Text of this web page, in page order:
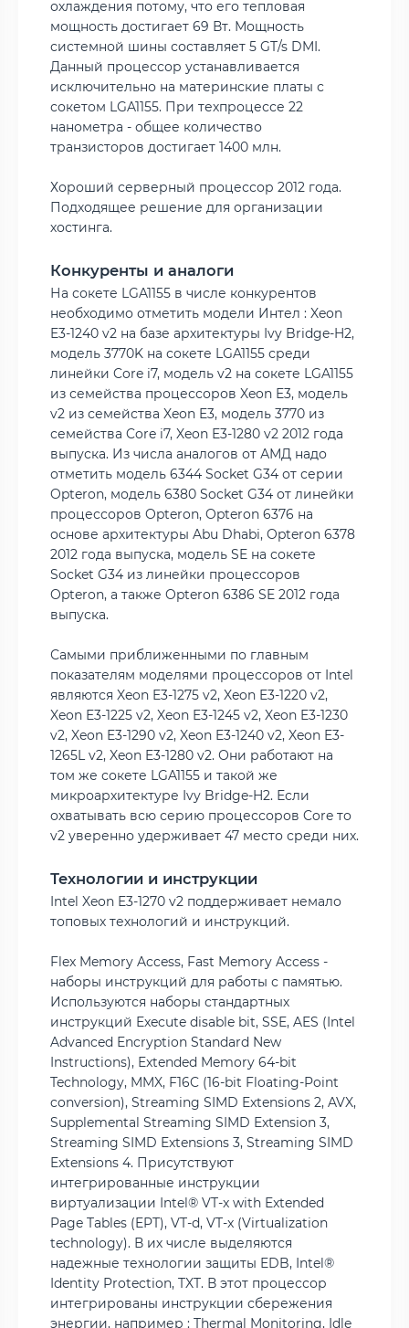
охлаждения потому, что его тепловая
мощность достигает 69 Вт. Мощность
системной шины составляет 5 GT/s DMI.
Данный процессор устанавливается
исключительно на материнские платы с
сокетом LGA1155. При техпроцессе 22
нанометра - общее количество
транзисторов достигает 1400 млн.
Хороший серверный процессор 2012 года.
Подходящее решение для организации
хостинга.
Конкуренты и аналоги
На сокете LGA1155 в числе конкурентов
необходимо отметить модели Интел : Xeon
E3-1240 v2 на базе архитектуры Ivy Bridge-H2,
модель 3770K на сокете LGA1155 среди
линейки Core i7, модель v2 на сокете LGA1155
из семейства процессоров Xeon E3, модель
v2 из семейства Xeon E3, модель 3770 из
семейства Core i7, Xeon E3-1280 v2 2012 года
выпуска. Из числа аналогов от АМД надо
отметить модель 6344 Socket G34 от серии
Opteron, модель 6380 Socket G34 от линейки
процессоров Opteron, Opteron 6376 на
основе архитектуры Abu Dhabi, Opteron 6378
2012 года выпуска, модель SE на сокете
Socket G34 из линейки процессоров
Opteron, а также Opteron 6386 SE 2012 года
выпуска.
Самыми приближенными по главным
показателям моделями процессоров от Intel
являются Xeon E3-1275 v2, Xeon E3-1220 v2,
Xeon E3-1225 v2, Xeon E3-1245 v2, Xeon E3-1230
v2, Xeon E3-1290 v2, Xeon E3-1240 v2, Xeon E3-
1265L v2, Xeon E3-1280 v2. Они работают на
том же сокете LGA1155 и такой же
микроархитектуре Ivy Bridge-H2. Если
охватывать всю серию процессоров Core то
v2 уверенно удерживает 47 место среди них.
Технологии и инструкции
Intel Xeon E3-1270 v2 поддерживает немало
топовых технологий и инструкций.
Flex Memory Access, Fast Memory Access -
наборы инструкций для работы с памятью.
Используются наборы стандартных
инструкций Execute disable bit, SSE, AES (Intel
Advanced Encryption Standard New
Instructions), Extended Memory 64-bit
Technology, MMX, F16C (16-bit Floating-Point
conversion), Streaming SIMD Extensions 2, AVX,
Supplemental Streaming SIMD Extension 3,
Streaming SIMD Extensions 3, Streaming SIMD
Extensions 4. Присутствуют
интегрированные инструкции
виртуализации Intel® VT-x with Extended
Page Tables (EPT), VT-d, VT-x (Virtualization
technology). В их числе выделяются
надежные технологии защиты EDB, Intel®
Identity Protection, TXT. В этот процессор
интегрированы инструкции сбережения
энергии, например : Thermal Monitoring, Idle